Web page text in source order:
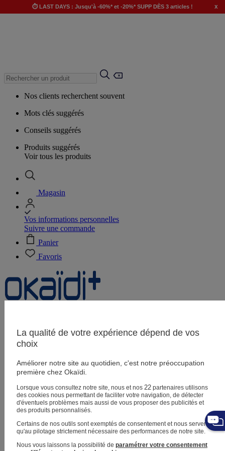
⏱️ LAST DAYS : Jusqu'à -60%* et -20%* SUPP DÈS 3 articles ! x
Nos clients recherchent souvent
Mots clés suggérés
Conseils suggérés
Produits suggérés
Voir tous les produits
Magasin
Vos informations personnelles
Suivre une commande
Panier
Favoris
Magasins
Aide et contact
Livraison
Retour
Bébé fille3 mois - 5 ans
La qualité de votre expérience dépend de vos
choix
Améliorer notre site au quotidien, c'est notre préoccupation
première chez Okaïdi.
Lorsque vous consultez notre site, nous et nos 22partenaires utilisons
des cookies nous permettant de faciliter votre navigation, de détecter
d'éventuels problèmes mais aussi de vous proposer des publicités et
des produits personnalisés.
Certains de nos outils sont exemptés de consentement et nous servent
qu'au pilotage strictement nécessaire des performances de notre site.
Nous vous laissons la possibilité de paramétrer votre consentement